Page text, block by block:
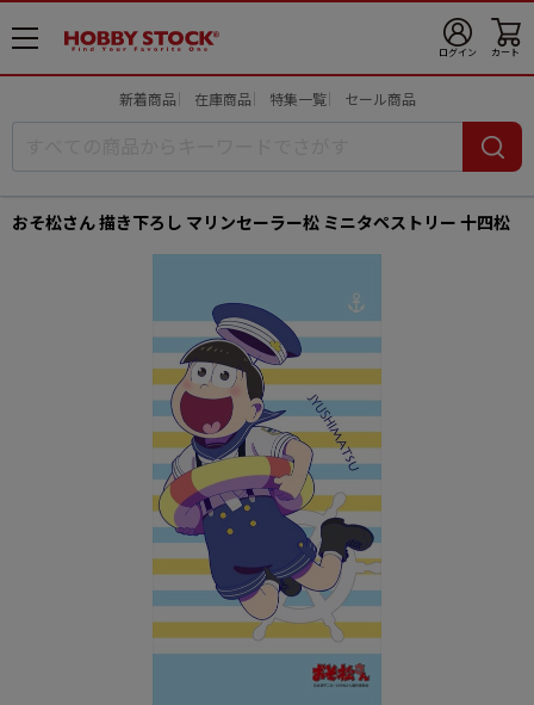
メ
ニ
ログイン カート
新着商品 在庫商品 特集一覧 セール商品
おそ松さん 描き下ろし マリンセーラー松 ミニタペストリー 十四松